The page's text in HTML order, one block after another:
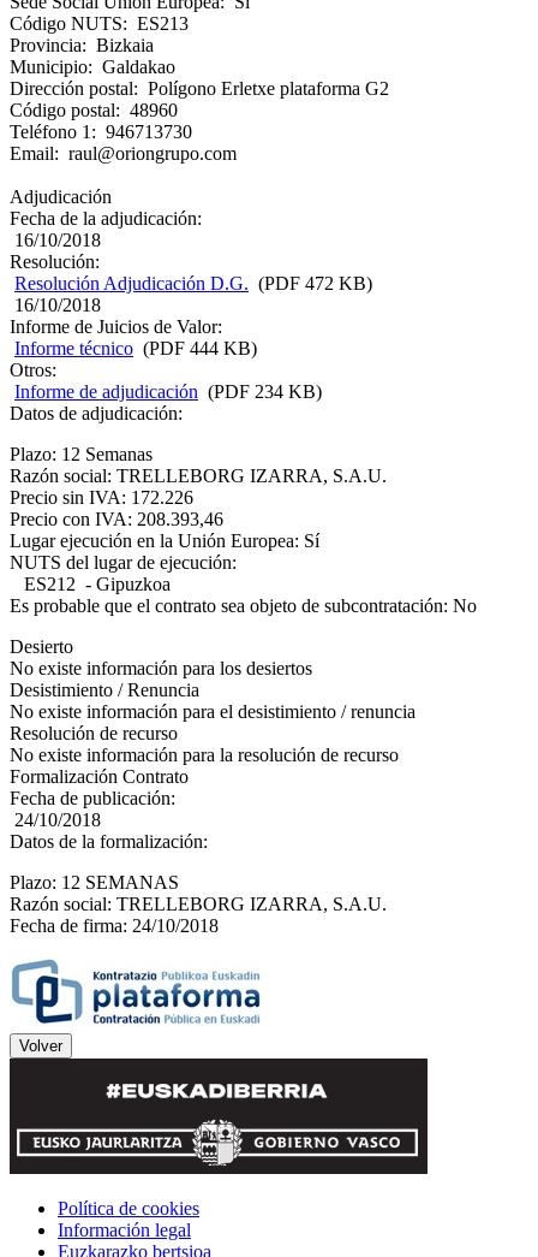
Código NUTS: ES213
Provincia: Bizkaia
Municipio: Galdakao
Dirección postal: Polígono Erletxe plataforma G2
Código postal: 48960
Teléfono 1: 946713730
Email: raul@oriongrupo.com
Adjudicación
Fecha de la adjudicación:
16/10/2018
Resolución:
Resolución Adjudicación D.G. (PDF 472 KB)
16/10/2018
Informe de Juicios de Valor:
Informe técnico (PDF 444 KB)
Otros:
Informe de adjudicación (PDF 234 KB)
Datos de adjudicación:
Plazo: 12 Semanas
Razón social: TRELLEBORG IZARRA, S.A.U.
Precio sin IVA: 172.226
Precio con IVA: 208.393,46
Lugar ejecución en la Unión Europea: Sí
NUTS del lugar de ejecución:
ES212 - Gipuzkoa
Es probable que el contrato sea objeto de subcontratación: No
Desierto
No existe información para los desiertos
Desistimiento / Renuncia
No existe información para el desistimiento / renuncia
Resolución de recurso
No existe información para la resolución de recurso
Formalización Contrato
Fecha de publicación:
24/10/2018
Datos de la formalización:
Plazo: 12 SEMANAS
Razón social: TRELLEBORG IZARRA, S.A.U.
Fecha de firma: 24/10/2018
Política de cookies
Información legal
Euzkarazko bertsioa